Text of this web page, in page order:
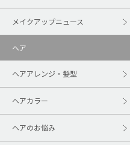
メイクアップニュース
ヘア
ヘアアレンジ・髪型
ヘアカラー
ヘアのお悩み